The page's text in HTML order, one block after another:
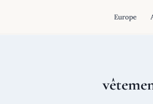
Europe